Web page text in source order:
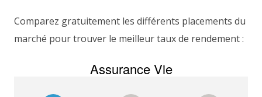
Comparez gratuitement les différents placements du
marché pour trouver le meilleur taux de rendement :